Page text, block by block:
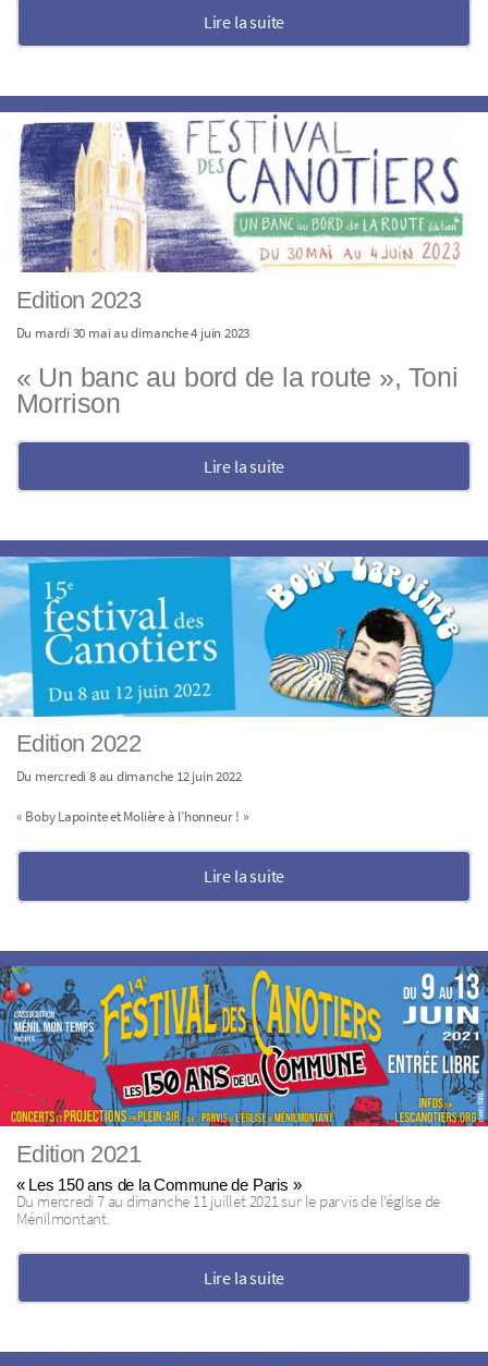
Lire la suite
Edition 2023
Du mardi 30 mai au dimanche 4 juin 2023
« Un banc au bord de la route », Toni
Morrison
Lire la suite
Edition 2022
Du mercredi 8 au dimanche 12 juin 2022
« Boby Lapointe et Molière à l’honneur ! »
Lire la suite
Edition 2021
« Les 150 ans de la Commune de Paris »
Du mercredi 7 au dimanche 11 juillet 2021 sur le parvis de l’église de
Ménilmontant.
Lire la suite